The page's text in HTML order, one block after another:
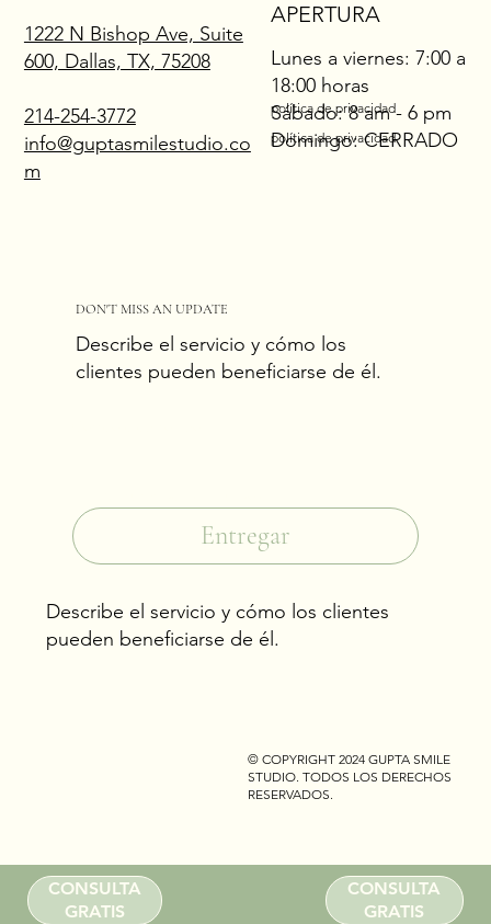
APERTURA
Lunes a viernes: 7:00 a
18:00 horas
Sábado: 8 am - 6 pm
Domingo: CERRADO
política de privacidad
política de privacidad
1222 N Bishop Ave, Suite
600, Dallas, TX, 75208
214-254-3772
info@guptasmilestudio.co
m
DON'T MISS AN UPDATE
Describe el servicio y cómo los
clientes pueden beneficiarse de él.
Entregar
Describe el servicio y cómo los clientes
pueden beneficiarse de él.
© COPYRIGHT 2024 GUPTA SMILE
STUDIO. TODOS LOS DERECHOS
RESERVADOS.
CONSULTA
GRATIS
CONSULTA
GRATIS